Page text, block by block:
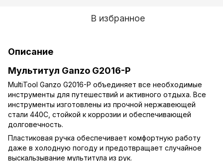
В избранное
Описание
Мультитул Ganzo G2016-P
MultiTool Ganzo G2016-P объединяет все необходимые
инструменты для путешествий и активного отдыха. Все
инструменты изготовлены из прочной нержавеющей
стали 440С, стойкой к коррозии и обеспечивающей
долговечность.
Пластиковая ручка обеспечивает комфортную работу
даже в холодную погоду и предотвращает случайное
выскальзывание мультитула из рук.